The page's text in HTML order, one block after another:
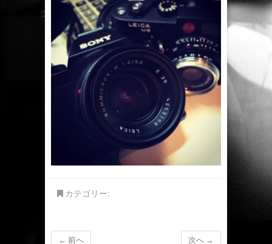
カテゴリー:
← 前へ 次へ →